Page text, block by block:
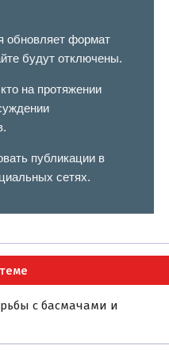
обновляет формат
будут отключены.
на протяжении
публикации в
сетях.
с басмачами и